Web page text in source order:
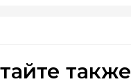
также